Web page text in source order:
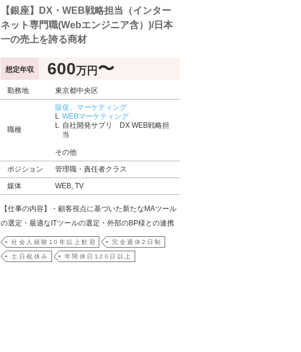
【銀座】DX・WEB戦略担当（インター
ネット専門職(Webエンジニア含）)/日本
一の売上を誇る商材
想定年収 600万円 〜
勤務地 東京都中央区
職種
販促、マーケティング
WEBマーケティング
自社開発サプリ DX WEB戦略担
当
その他
ポジション
管理職・責任者クラス
媒体
WEB, TV
【仕事の内容】・顧客視点に基づいた新たなMAツール
の選定・最適なITツールの選定・外部のBP様との連携
社会人経験10年以上歓迎 完全週休2日制
土日祝休み 年間休日120日以上